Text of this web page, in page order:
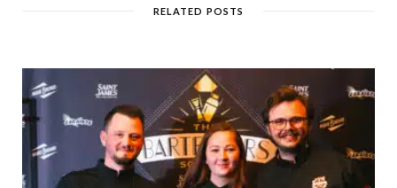
RELATED POSTS